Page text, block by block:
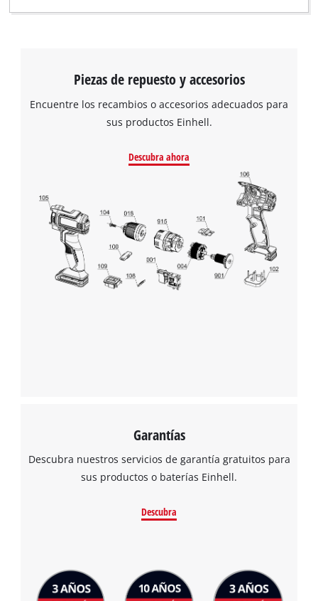
Piezas de repuesto y accesorios
Encuentre los recambios o accesorios adecuados para
sus productos Einhell.
Descubra ahora
Garantías
Descubra nuestros servicios de garantía gratuitos para
sus productos o baterías Einhell.
Descubra